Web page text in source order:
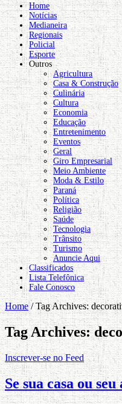
Home
Notícias
Medianeira
Regionais
Policial
Esporte
Outros
Agricultura
Casa & Construção
Culinária
Cultura
Economia
Educação
Entretenimento
Eventos
Geral
Giro Empresarial
Meio Ambiente
Moda & Estilo
Paraná
Política
Religião
Saúde
Tecnologia
Trânsito
Turismo
Anuncie Aqui
Classificados
Lista Telefônica
Fale Conosco
Home/Tag Archives:
Tag Archives:
Inscrever-se no Feed
Se sua casa ou